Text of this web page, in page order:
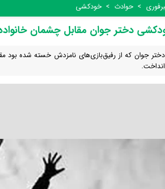
حوادث خودکشی
دختر جوان مقابل چشمان
دختر جوان که از رفیق‌بازی‌های نامزدش خسته شده بود
انداخت.